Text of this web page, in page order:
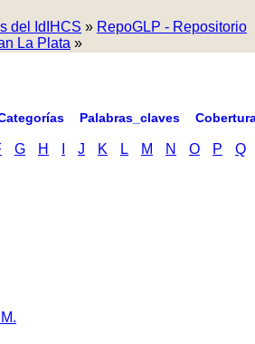
del IdIHCS » RepoGLP - Repositorio
La Plata »
Palabras_claves
G H J K L M N O P
Q